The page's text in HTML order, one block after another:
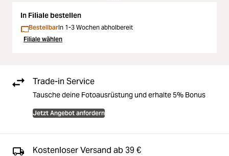
In Filiale bestellen
BestellbarIn 1-3 Wochen abholbereit
Filiale wählen
Trade-in Service
Tausche deine Fotoausrüstung und erhalte 5% Bonus
Jetzt Angebot anfordern
Kostenloser Versand ab 39 €